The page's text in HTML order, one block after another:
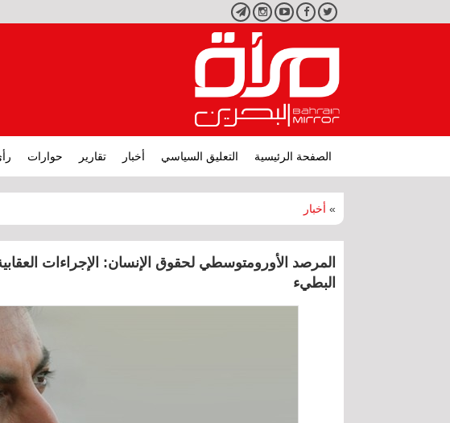
تويتر فيسبوكيوتيوبانستجرامتليجرام
الصفحة الرئيسية التعليق السياسي أخبار تقارير حوارات
» أخبار
المرصد الأورومتوسطي لحقوق الإنسان: الإجراءات
البطيء